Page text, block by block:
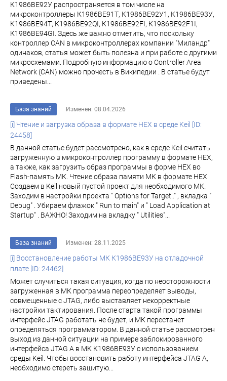
К1986ВЕ92У распространяется в том числе на
микроконтроллеры К1986ВЕ91Т, К1986ВЕ92У1, К1986ВЕ93У,
К1986ВЕ94Т, К1986ВЕ92QI, К1986ВЕ92FI, К1986ВЕ92F1I,
К1986ВЕ94GI. Здесь же важно отметить, что поскольку
контроллер CAN в микроконтроллерах компании "Миландр"
одинаков, статья может быть полезна и при работе с другими
микросхемами. Подробную информацию о Controller Area
Network (CAN) можно прочесть в Википедии . В статье будут
приведены...
База знаний Изменен: 08.04.2026
[i] Чтение и загрузка образа в формате HEX в среде Keil [ID:
24458]
В данной статье будет рассмотрено, как в среде Keil считать
загруженную в микроконтроллер программу в формате HEX,
а также, как загрузить образ программы в форме HEX во
Flash-память МК. Чтение образа памяти МК в формате HEX
Создаем в Keil новый пустой проект для необходимого МК.
Заходим в настройки проекта " Options for Target.." , вкладка "
Debug" . Убираем флажок " Run to main" и " Load Application at
Startup" . ВАЖНО! Заходим на вкладку " Utilities"...
База знаний Изменен: 28.11.2025
[i] Восстановление работы МК К1986ВЕ93У на отладочной
плате [ID: 24462]
Может случиться такая ситуация, когда по неосторожности
загруженная в МК программа переопределяет выводы,
совмещенные с JTAG, либо выставляет некорректные
настройки тактирования. После старта такой программы
интерфейс JTAG работать не будет, и МК перестанет
определяться программатором. В данной статье рассмотрен
выход из данной ситуации на примере заблокированного
интерфейса JTAG A в МК К1986BE93У с использованием
среды Keil. Чтобы восстановить работу интерфейса JTAG A,
необходимо стереть зашитую...